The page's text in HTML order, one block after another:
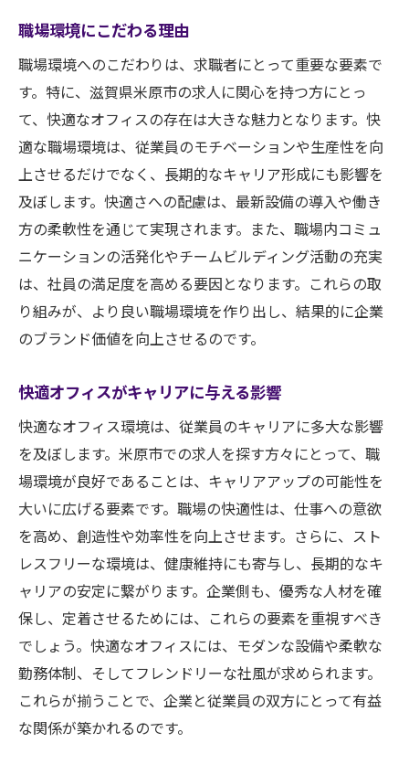
米原市でのワークライフバランスを考慮し
快適オフィスでの働き方改革
米原市の快適オフィスで働くメリットと求人情
報の探し方
快適オフィスで働くことの利点
米原市での求人情報の入手方法
快適オフィスでのキャリア構築のコツ
米原市の快適オフィスでの成功体験
求人情報の効果的な活用方法
快適オフィスでの求人応募のポイント
職場環境にこだわる理由
職場環境へのこだわりは、求職者にとって重要な要素で
す。特に、滋賀県米原市の求人に関心を持つ方にとっ
て、快適なオフィスの存在は大きな魅力となります。快
適な職場環境は、従業員のモチベーションや生産性を向
上させるだけでなく、長期的なキャリア形成にも影響を
及ぼします。快適さへの配慮は、最新設備の導入や働き
方の柔軟性を通じて実現されます。また、職場内コミュ
ニケーションの活発化やチームビルディング活動の充実
は、社員の満足度を高める要因となります。これらの取
り組みが、より良い職場環境を作り出し、結果的に企業
のブランド価値を向上させるのです。
快適オフィスがキャリアに与える影響
快適なオフィス環境は、従業員のキャリアに多大な影響
を及ぼします。米原市での求人を探す方々にとって、職
場環境が良好であることは、キャリアアップの可能性を
大いに広げる要素です。職場の快適性は、仕事への意欲
を高め、創造性や効率性を向上させます。さらに、スト
レスフリーな環境は、健康維持にも寄与し、長期的なキ
ャリアの安定に繋がります。企業側も、優秀な人材を確
保し、定着させるためには、これらの要素を重視すべき
でしょう。快適なオフィスには、モダンな設備や柔軟な
勤務体制、そしてフレンドリーな社風が求められます。
これらが揃うことで、企業と従業員の双方にとって有益
な関係が築かれるのです。